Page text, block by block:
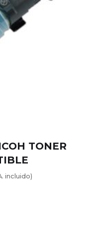
TONER
incluido)